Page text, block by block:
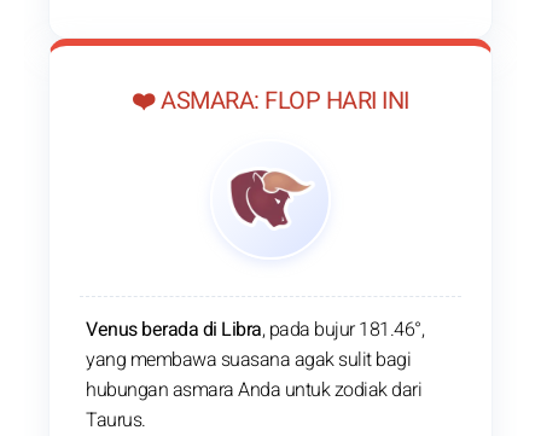
❤️ ASMARA: FLOP HARI INI
Venus berada di Libra, pada bujur 181.46°,
yang membawa suasana agak sulit bagi
hubungan asmara Anda untuk zodiak dari
Taurus.